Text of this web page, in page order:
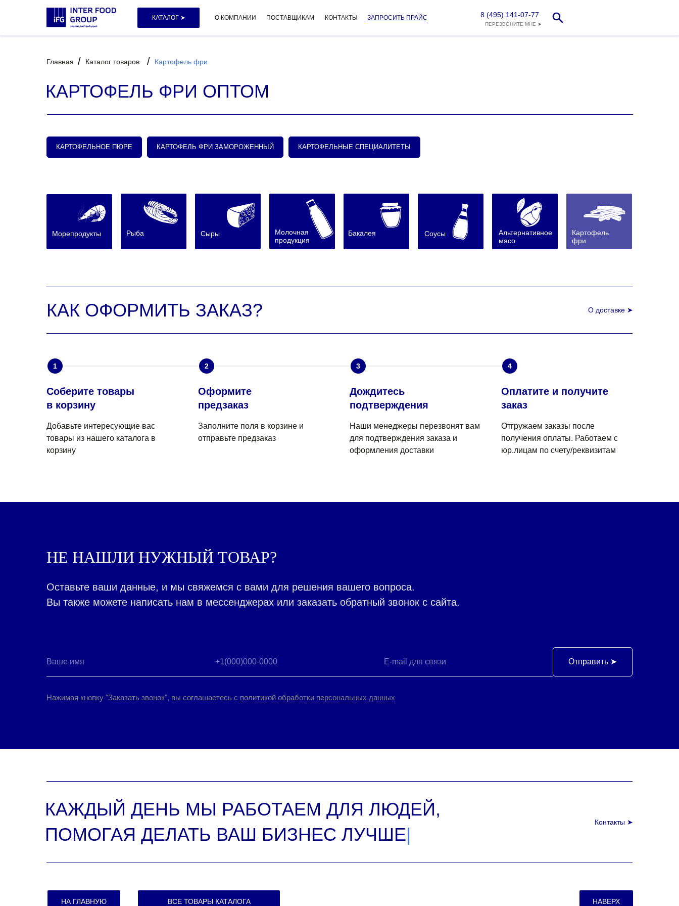
КАТАЛОГ ➤ О КОМПАНИИ ПОСТАВЩИКАМ КОНТАКТЫ ЗАПРОСИТЬ ПРАЙС
ПЕРЕЗВОНИТЕ МНЕ ➤
8 (495) 141-07-77
КАРТОФЕЛЬ ФРИ ОПТОМ
Главная / Каталог товаров / Картофель фри
КАРТОФЕЛЬНОЕ ПЮРЕ КАРТОФЕЛЬ ФРИ ЗАМОРОЖЕННЫЙ КАРТОФЕЛЬНЫЕ СПЕЦИАЛИТЕТЫ
Картофель
фри
Морепродукты Рыба Сыры
Молочная
продукция
Бакалея Соусы
Альтернативное
мясо
КАК ОФОРМИТЬ ЗАКАЗ? О доставке ➤
1
Соберите товары
в корзину
Добавьте интересующие вас
товары из нашего каталога в
корзину
2
Оформите
предзаказ
Заполните поля в корзине и
отправьте предзаказ
3
Дождитесь
подтверждения
Наши менеджеры перезвонят вам
для подтверждения заказа и
оформления доставки
4
Оплатите и получите
заказ
Отгружаем заказы после
получения оплаты. Работаем с
юр.лицам по счету/реквизитам
НЕ НАШЛИ НУЖНЫЙ ТОВАР?
Оставьте ваши данные, и мы свяжемся с вами для решения вашего вопроса.
Вы также можете написать нам в мессенджерах или заказать обратный звонок с сайта.
Отправить ➤
Нажимая кнопку "Заказать звонок", вы соглашаетесь с политикой обработки персональных данных
КАЖДЫЙ ДЕНЬ МЫ РАБОТАЕМ ДЛЯ ЛЮДЕЙ,
ПОМОГАЯ ДЕЛАТЬ ВАШ БИЗНЕС ЛУЧШЕ|
Контакты ➤
НА ГЛАВНУЮ ВСЕ ТОВАРЫ КАТАЛОГА НАВЕРХ